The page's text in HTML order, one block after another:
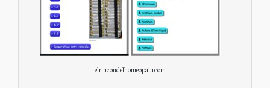
elrincondelhomeopata.com